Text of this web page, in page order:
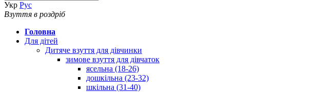
Укр Рус
Взуття в роздріб
Головна
Для дітей
Дитяче взуття для дівчинки
зимове взуття для дівчаток
ясельна (18-26)
дошкільна (23-32)
шкільна (31-40)